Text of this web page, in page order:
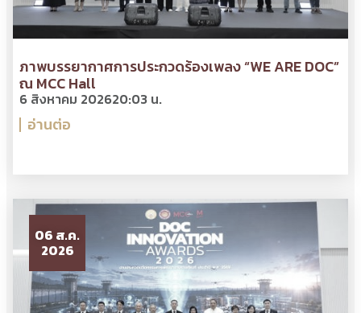
ภาพบรรยากาศการประกวดร้องเพลง “WE ARE DOC”
ณ MCC Hall
6 สิงหาคม 202620:03 น.
อ่านต่อ
06 ส.ค.
2026